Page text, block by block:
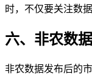
时，不仅要关注数
六、非农数
非农数据发布后的